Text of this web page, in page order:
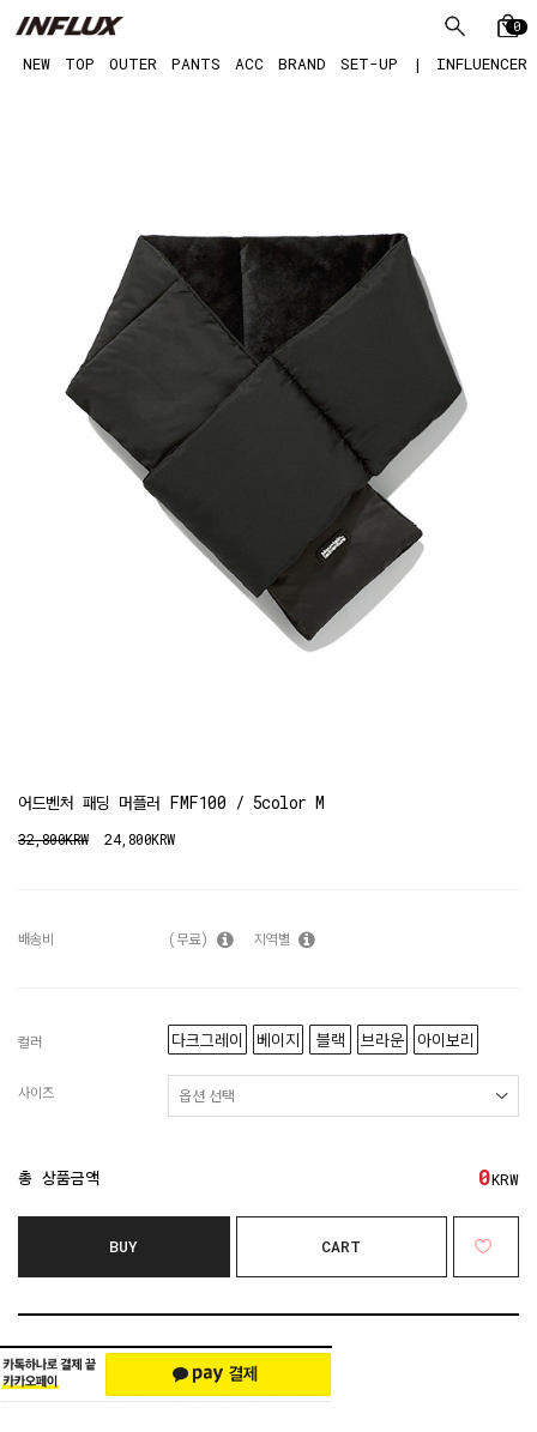
0
NEW TOP OUTER PANTS ACC BRAND SET-UP | INFLUENCER
어드벤처 패딩 머플러 FMF100 / 5color M
32,800KRW 24,800KRW
배송비 (무료) 지역별
컬러 다크그레이 베이지 블랙 브라운 아이보리
사이즈
총 상품금액 0KRW
BUY CART